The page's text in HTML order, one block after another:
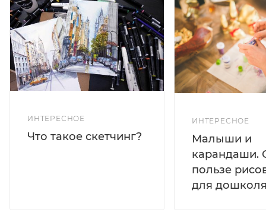
ИНТЕРЕСНОЕ
Что такое скетчинг?
ИНТЕРЕСНОЕ
Малыши и
карандаши.
пользе
для